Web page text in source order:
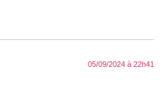
05/09/2024 à 22h41